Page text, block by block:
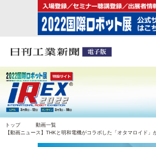
トップ
動画一覧
【動画ニュース】THKと明和電機がコラボした「オタマロイド」